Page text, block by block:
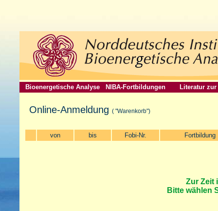
Bioenergetische Analyse NIBA-Fortbildungen Literatur zur
Online-Anmeldung ( "Warenkorb")
Zur Zeit
Bitte wählen
von bis Fobi-Nr. Fortbildung